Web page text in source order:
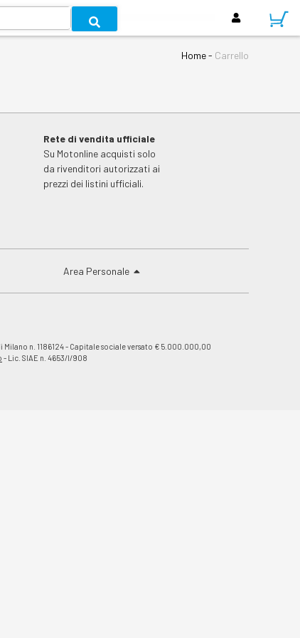
Home- Carrello
Rete di vendita ufficiale
Su Motonline acquisti solo
da rivenditori autorizzati ai
prezzi dei listini ufficiali.
Area Personale
n. 1186124 - Capitale sociale versato € 5.000.000,00
- Lic. SIAE n. 4653/I/908